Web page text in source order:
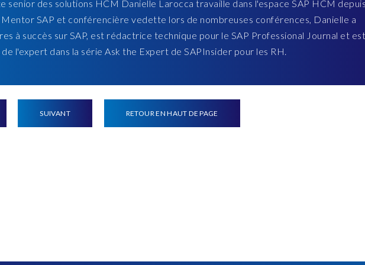
senior des solutions HCM Danielle Larocca travaille dans l'espace SAP HCM
Mentor SAP et conférencière vedette lors de nombreuses conférences, Danielle a
à succès sur SAP, est rédactrice technique pour le SAP Professional Journal et est
l'expert dans la série Ask the Expert de SAPInsider pour les RH.
SUIVANT RETOUR EN HAUT DE PAGE